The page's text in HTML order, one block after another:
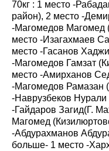
70кг : 1 место -
район), 2 место -
-Магомедов Магомед
место -Изагахмаев
место -Гасанов
-Магомедов Гамзат
место -Амирханов
-Магомедов Рамазан
-Наврузбеков
-Гайдаров Загид(Г.
Магомед
-Абдурахманов
больше- 1 место -